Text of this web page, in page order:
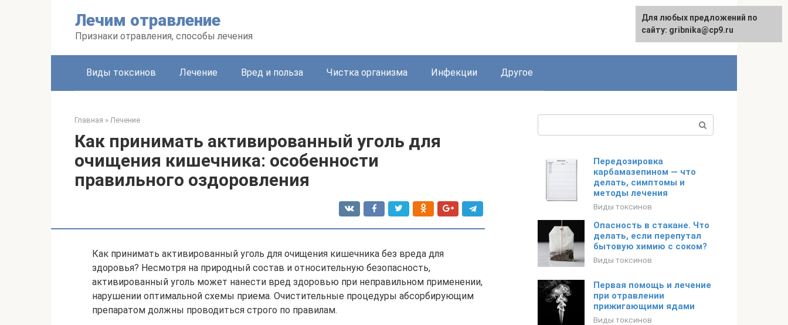
Лечим отравление
Признаки отравления, способы лечения
English
Виды токсинов Лечение Вред и польза Чистка организма Инфекции Другое
Главная » Лечение
Как принимать активированный уголь для
очищения кишечника: особенности
правильного оздоровления
Как принимать активированный уголь для очищения кишечника без вреда для
здоровья? Несмотря на природный состав и относительную безопасность,
активированный уголь может нанести вред здоровью при неправильном применении,
нарушении оптимальной схемы приема. Очистительные процедуры абсорбирующим
препаратом должны проводиться строго по правилам.
Передозировка
карбамазепином — что
делать, симптомы и
методы лечения
Виды токсинов
Опасность в стакане. Что
делать, если перепутал
бытовую химию с соком?
Виды токсинов
Первая помощь и лечение
при отравлении
прижигающими ядами
Виды токсинов
Для любых предложений по
сайту: gribnika@cp9.ru